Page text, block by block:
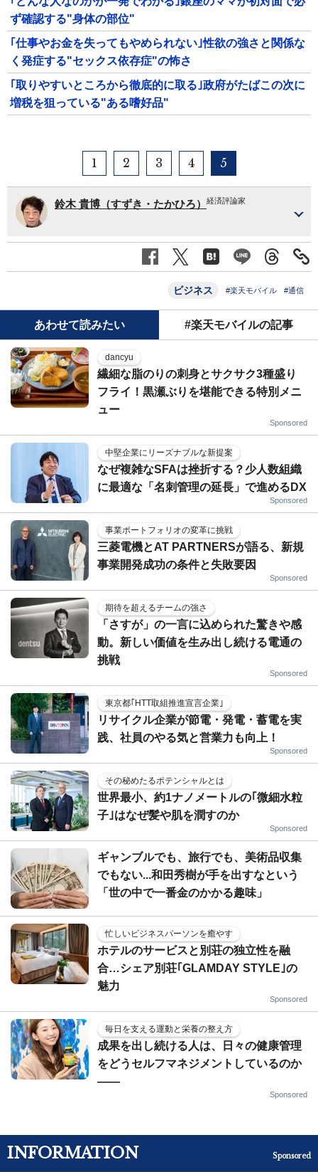
ず確認する"身体の部位"
｢仕事やお金を失ってもやめられない｣性欲の強さと関係な
く発症する"セックス依存症"の怖さ
｢取りやすいところから徹底的に取る｣政府がたばこの次に
増税を狙っている"ある嗜好品"
1 2 3 4 5
鈴木 貴博（すずき・たかひろ） 経済評論家
ビジネス #楽天モバイル #通信
あわせて読みたい #楽天モバイルの記事
dancyu
繊細な脂のりの刺身とサクサク3種盛り
フライ！黒瀬ぶりを堪能できる特別メニ
ュー
Sponsored
中堅企業にリーズナブルな新提案
なぜ複雑なSFAは挫折する？少人数組織
に最適な「名刺管理の延長」で進めるDX
Sponsored
事業ポートフォリオの変革に挑戦
三菱電機とAT PARTNERSが語る、新規
事業開発成功の条件と失敗要因
Sponsored
期待を超えるチームの強さ
「さすが」の一言に込められた驚きや感
動。新しい価値を生み出し続ける電通の
挑戦
Sponsored
東京都｢HTT取組推進宣言企業｣
リサイクル企業が節電・発電・蓄電を実
践、社員のやる気と営業力も向上！
Sponsored
その秘めたるポテンシャルとは
世界最小、約1ナノメートルの｢微細水粒
子｣はなぜ髪や肌を潤すのか
Sponsored
ギャンブルでも、旅行でも、美術品収集
でもない...和田秀樹が手を出すなという
「世の中で一番金のかかる趣味」
忙しいビジネスパーソンを癒やす
ホテルのサービスと別荘の独立性を融
合…シェア別荘｢GLAMDAY STYLE｣の
魅力
Sponsored
毎日を支える運動と栄養の整え方
成果を出し続ける人は、日々の健康管理
をどうセルフマネジメントしているのか
——
Sponsored
INFORMATION Sponsored